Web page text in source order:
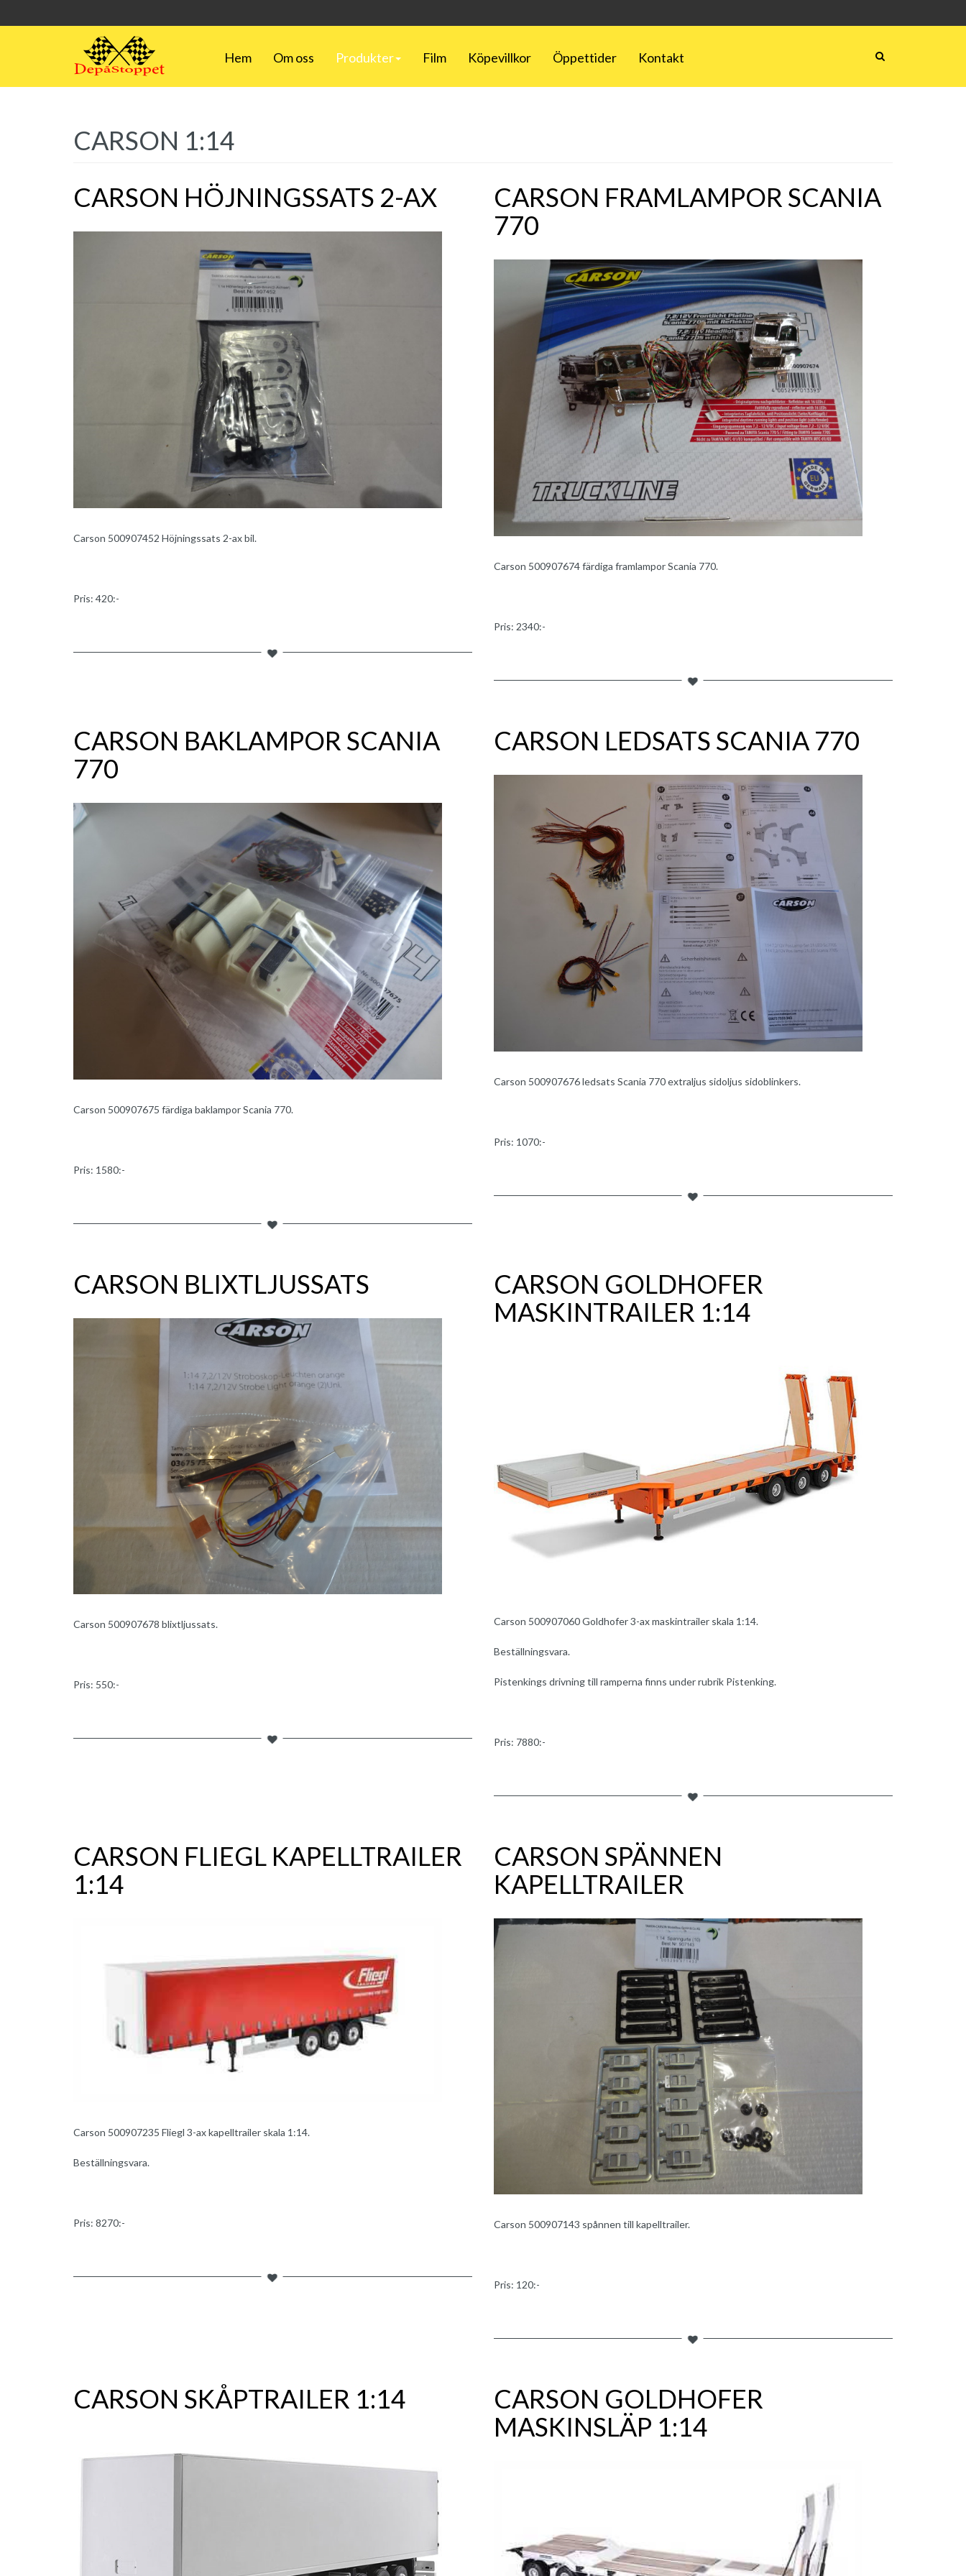
Hem Om oss Produkter Film Köpevillkor Öppettider Kontakt
CARSON 1:14
CARSON HÖJNINGSSATS 2-AX
Carson 500907452 Höjningssats 2-ax bil.
Pris: 420:-
CARSON FRAMLAMPOR SCANIA
770
Carson 500907674 färdiga framlampor Scania 770.
Pris: 2340:-
CARSON BAKLAMPOR SCANIA
770
Carson 500907675 färdiga baklampor Scania 770.
Pris: 1580:-
CARSON LEDSATS SCANIA 770
Carson 500907676 ledsats Scania 770 extraljus sidoljus sidoblinkers.
Pris: 1070:-
CARSON BLIXTLJUSSATS
Carson 500907678 blixtljussats.
Pris: 550:-
CARSON GOLDHOFER
MASKINTRAILER 1:14
Carson 500907060 Goldhofer 3-ax maskintrailer skala 1:14.
Beställningsvara.
Pistenkings drivning till ramperna finns under rubrik Pistenking.
Pris: 7880:-
CARSON FLIEGL KAPELLTRAILER
1:14
Carson 500907235 Fliegl 3-ax kapelltrailer skala 1:14.
Beställningsvara.
Pris: 8270:-
CARSON SPÄNNEN
KAPELLTRAILER
Carson 500907143 spånnen till kapelltrailer.
Pris: 120:-
CARSON SKÅPTRAILER 1:14
CARSON GOLDHOFER
MASKINSLÄP 1:14